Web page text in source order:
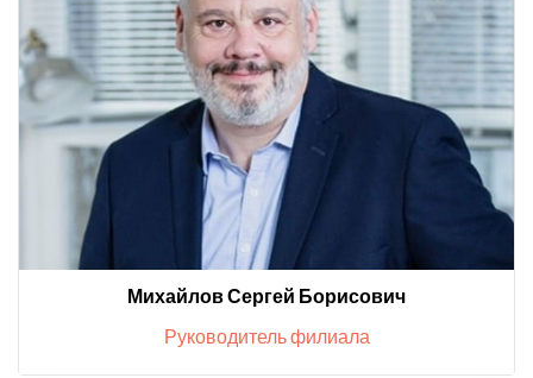
Михайлов Сергей Борисович
Руководитель филиала